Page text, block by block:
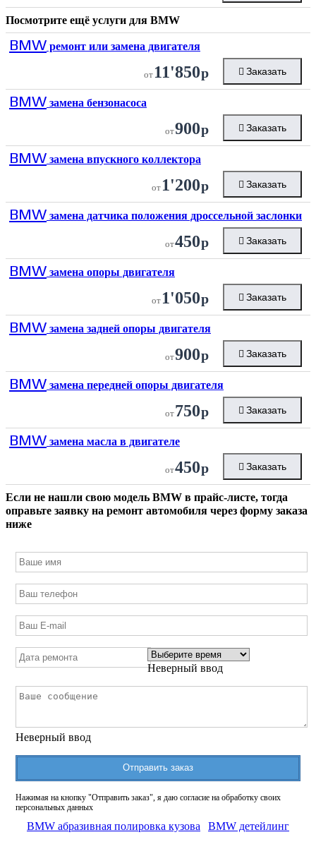
Посмотрите ещё услуги для BMW
BMW ремонт или замена двигателя
от 11'850р Заказать
BMW замена бензонасоса
от900р Заказать
BMW замена впускного коллектора
от 1'200р Заказать
BMW замена датчика положения дроссельной заслонки
от450р Заказать
BMW замена опоры двигателя
от 1'050р Заказать
BMW замена задней опоры двигателя
от900р Заказать
BMW замена передней опоры двигателя
от750р Заказать
BMW замена масла в двигателе
от450р Заказать
Если не нашли свою модель BMW в прайс-листе, тогда
оправьте заявку на ремонт автомобиля через форму заказа
ниже
Неверный ввод
Неверный ввод
Отправить заказ
Нажимая на кнопку "Отправить заказ", я даю согласие на обработку своих
персональных данных
BMW абразивная полировка кузова BMW детейлинг